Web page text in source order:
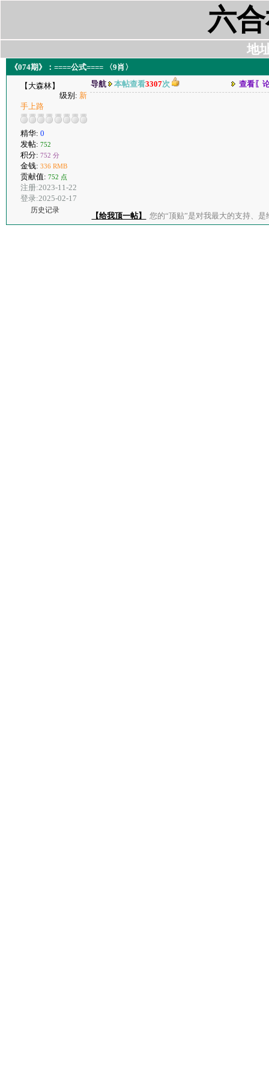
六
地
《074期》：====公式==== 〈9肖〉
【大森林】
级别: 新
手上路
精华: 0
发帖: 752
积分: 752 分
金钱: 336 RMB
贡献值: 752 点
注册:2023-11-22
登录:2025-02-17
历史记录
导航 本帖查看3307次 查看〖
【给我顶一帖】 您的“顶贴”是对我最大的支持、